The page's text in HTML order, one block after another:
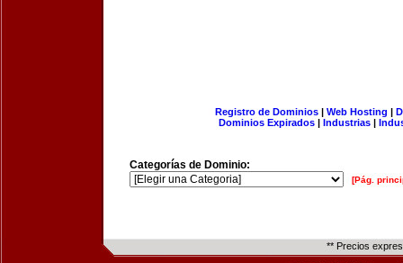
Registro de Dominios| Web Hosting |
Dominios Expirados | Industrias |
Categorías de Dominio:
[Pág.
** Precios